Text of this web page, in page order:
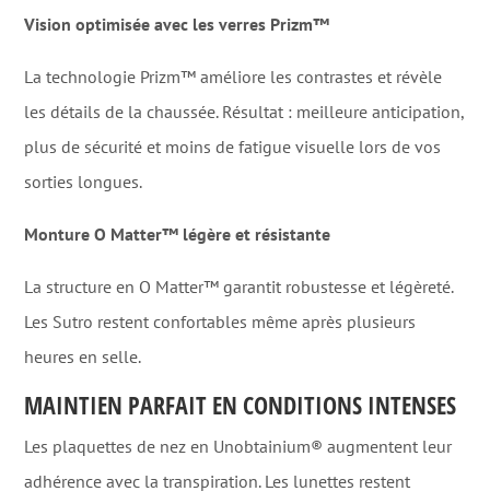
Vision optimisée avec les verres Prizm™
La technologie Prizm™ améliore les contrastes et révèle
les détails de la chaussée. Résultat : meilleure anticipation,
plus de sécurité et moins de fatigue visuelle lors de vos
sorties longues.
Monture O Matter™ légère et résistante
La structure en O Matter™ garantit robustesse et légèreté.
Les Sutro restent confortables même après plusieurs
heures en selle.
MAINTIEN PARFAIT EN CONDITIONS INTENSES
Les plaquettes de nez en Unobtainium® augmentent leur
adhérence avec la transpiration. Les lunettes restent